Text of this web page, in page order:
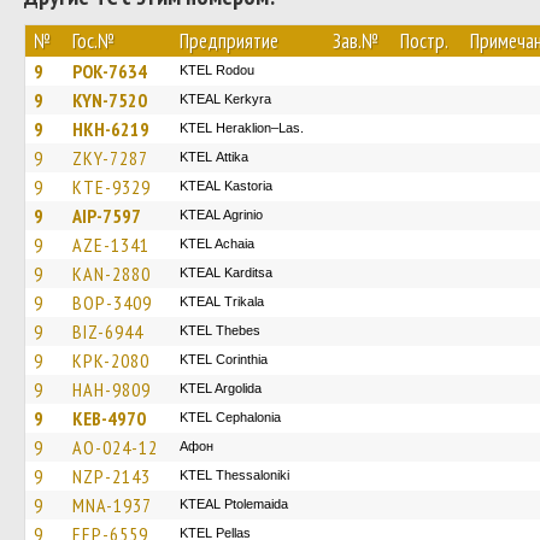
№ Гос.№ Предприятие Зав.№ Постр.
9 POK-7634 ΚΤΕL Rodou
9 KYN-7520 KTEAL Kerkyra
9 HKH-6219 KTEL Heraklion–Las.
9 ZKY-7287 KΤΕL Αttika
9 KTE-9329 KTEAL Kastoria
9 AIP-7597 KTEAL Agrinio
9 AZE-1341 KTEL Achaia
9 KAN-2880 KTEAL Karditsa
9 BOP-3409 KTEAL Trikala
9 BIZ-6944 KTEL Thebes
9 KPK-2080 KTEL Corinthia
9 HAH-9809 KTEL Argolida
9 KEB-4970 KTEL Cephalonia
9 AO-024-12 Афон
9 NZP-2143 KTEL Thessaloniki
9 MNA-1937 KTEAL Ptolemaida
9 EEP-6559 KTEL Pellas